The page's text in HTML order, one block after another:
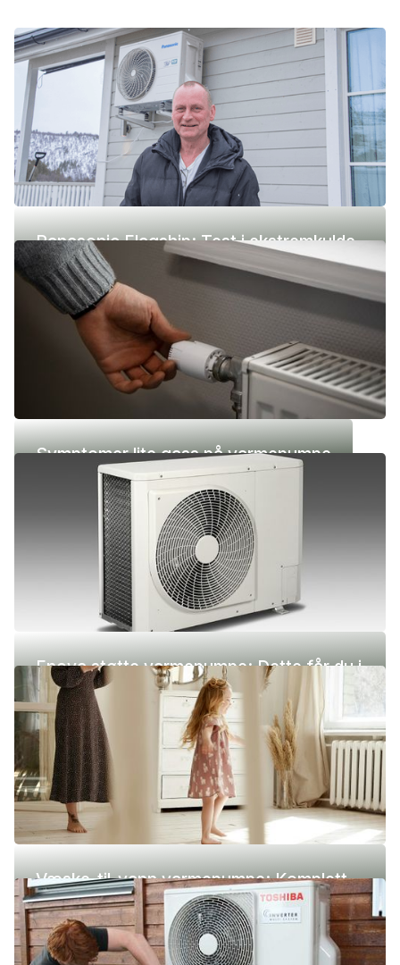
Panasonic Flagship: Test i ekstremkulde
(-42 °C)
Symptomer lite gass på varmepumpe
Enova støtte varmepumpe: Dette får du i
2026
Væske-til-vann varmepumpe: Komplett
guide (pris, fordeler og ulemper)